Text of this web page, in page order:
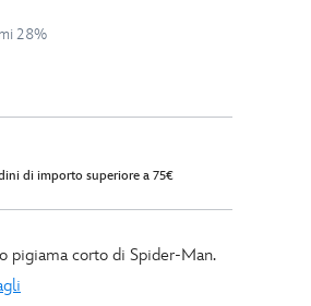
28%
di importo superiore a 75€
pigiama corto di Spider-Man.